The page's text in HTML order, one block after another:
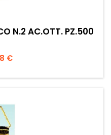
N.2 AC.OTT. PZ.500
€